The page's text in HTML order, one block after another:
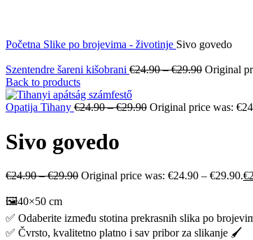
Početna Slike po brojevima - životinje Sivo govedo
Szentendre šareni kišobrani €24.90–€29.90 Original
Back to products
Opatija Tihany €24.90–€29.90 Original price was:
Sivo govedo
€24.90–€29.90 Original price was: €24.90 – €29.90.€
🖼️40×50 cm
✅ Odaberite između stotina prekrasnih slika po
✅ Čvrsto, kvalitetno platno i sav pribor za slikanje 🖌️